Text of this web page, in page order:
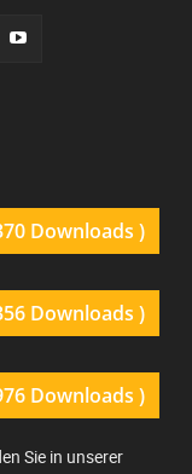
Downloads )
Downloads )
Downloads )
Sie in unserer